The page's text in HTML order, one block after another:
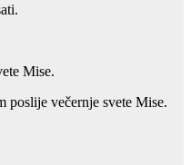
Mise.
poslije večernje svete Mise.